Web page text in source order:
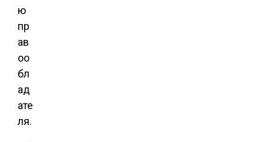
ю
пр
ав
оо
бл
ад
ате
ля.